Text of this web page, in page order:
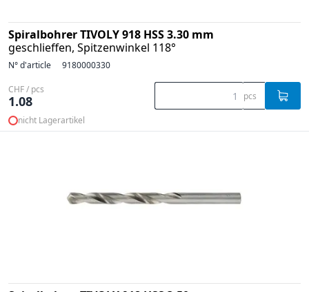
Spiralbohrer TIVOLY 918 HSS 3.30 mm
geschlieffen, Spitzenwinkel 118°
N° d'article 9180000330
CHF / pcs
1.08 pcs
nicht Lagerartikel